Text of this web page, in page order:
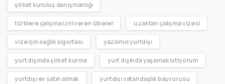
şirket kuruluş danışmanlığı
türklere çalışma izni veren ülkeler uzaktan çalışma vizesi
vize için sağlık sigortası yazılımcı yurtdışı
yurt dışında şirket kurma yurt dışında yaşamak istiyorum
yurtdışı ev satın almak yurtdışı vatandaşlık başvurusu